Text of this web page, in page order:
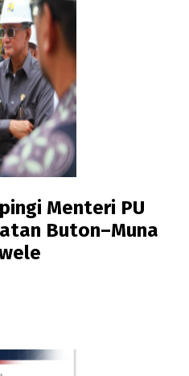
Menteri PU
Buton–Muna